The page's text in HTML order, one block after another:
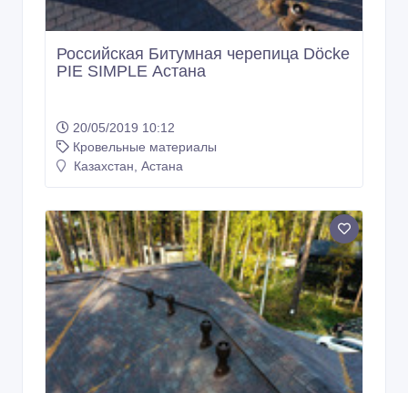
Российская Битумная черепица Döcke
PIE SIMPLE Астана
20/05/2019 10:12
Кровельные материалы
Казахстан, Астана